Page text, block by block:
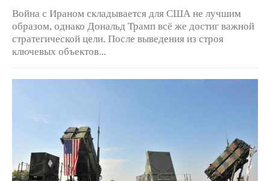
Война с Ираном складывается для США не лучшим
образом, однако Дональд Трамп всё же достиг важной
стратегической цели. После выведения из строя
ключевых объектов...